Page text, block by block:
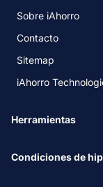
Sobre iAhorro
Contacto
Sitemap
iAhorro
Herramientas
Condiciones de